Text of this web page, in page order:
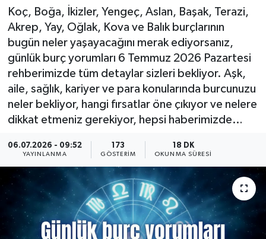
Koç, Boğa, İkizler, Yengeç, Aslan, Başak, Terazi,
Akrep, Yay, Oğlak, Kova ve Balık burçlarının
bugün neler yaşayacağını merak ediyorsanız,
günlük burç yorumları 6 Temmuz 2026 Pazartesi
rehberimizde tüm detaylar sizleri bekliyor. Aşk,
aile, sağlık, kariyer ve para konularında burcunuzu
neler bekliyor, hangi fırsatlar öne çıkıyor ve nelere
dikkat etmeniz gerekiyor, hepsi haberimizde…
06.07.2026 - 09:52
YAYINLANMA
173
GÖSTERIM
18 DK
OKUNMA SÜRESI
SAĞLIK
SPOR
KÜLTÜR SANAT
YAŞAM
YUNUSEMRE
ŞEHZADELER
SARIGÖL
SARUHANLI
DEMİRCİ
GÖLMARMARA
GÖRDES
KIRKAĞAÇ
KÖPRÜBAŞI
KULA
SARUHANLI
ŞEHZADELER
ASAYİŞ
SİYASET
EKONOMİ
EĞİTİM
YAŞAM
LIFE
Son Dakika Haberleri
Haber Arşivi